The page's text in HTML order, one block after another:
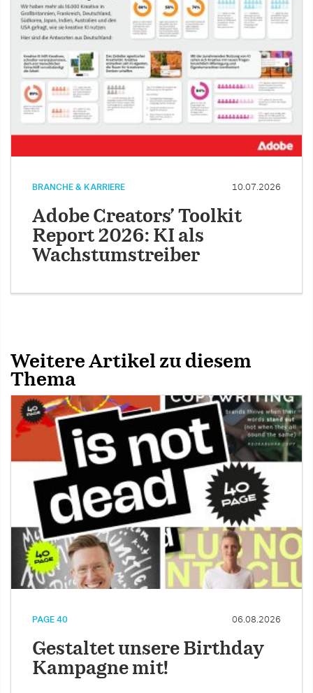
BRANCHE & KARRIERE 10.07.2026
Adobe Creators’ Toolkit
Report 2026: KI als
Wachstumstreiber
Weitere Artikel zu diesem
Thema
PAGE 40 06.08.2026
Gestaltet unsere Birthday
Kampagne mit!